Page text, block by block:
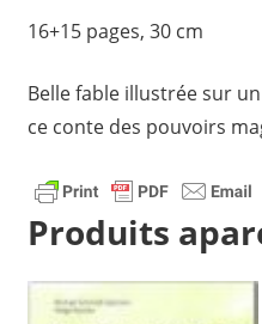
16+15 pages, 30 cm
Belle fable illustrée sur
ce conte des pouvoirs
Produits